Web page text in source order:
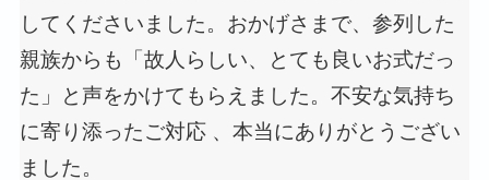
してくださいました。おかげさまで、参列した
親族からも「故人らしい、とても良いお式だっ
た」と声をかけてもらえました。不安な気持ち
に寄り添ったご対応 、本当にありがとうござい
ました。